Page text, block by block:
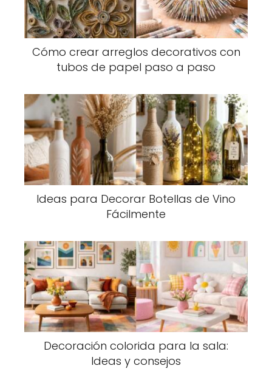
Cómo crear arreglos decorativos con
tubos de papel paso a paso
Ideas para Decorar Botellas de Vino
Fácilmente
Decoración colorida para la sala:
Ideas y consejos